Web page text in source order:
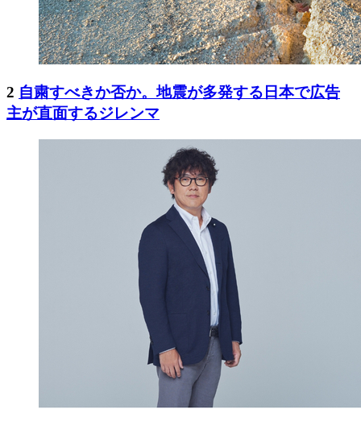
2 自粛すべきか否か。地震が多発する日本で広告
主が直面するジレンマ